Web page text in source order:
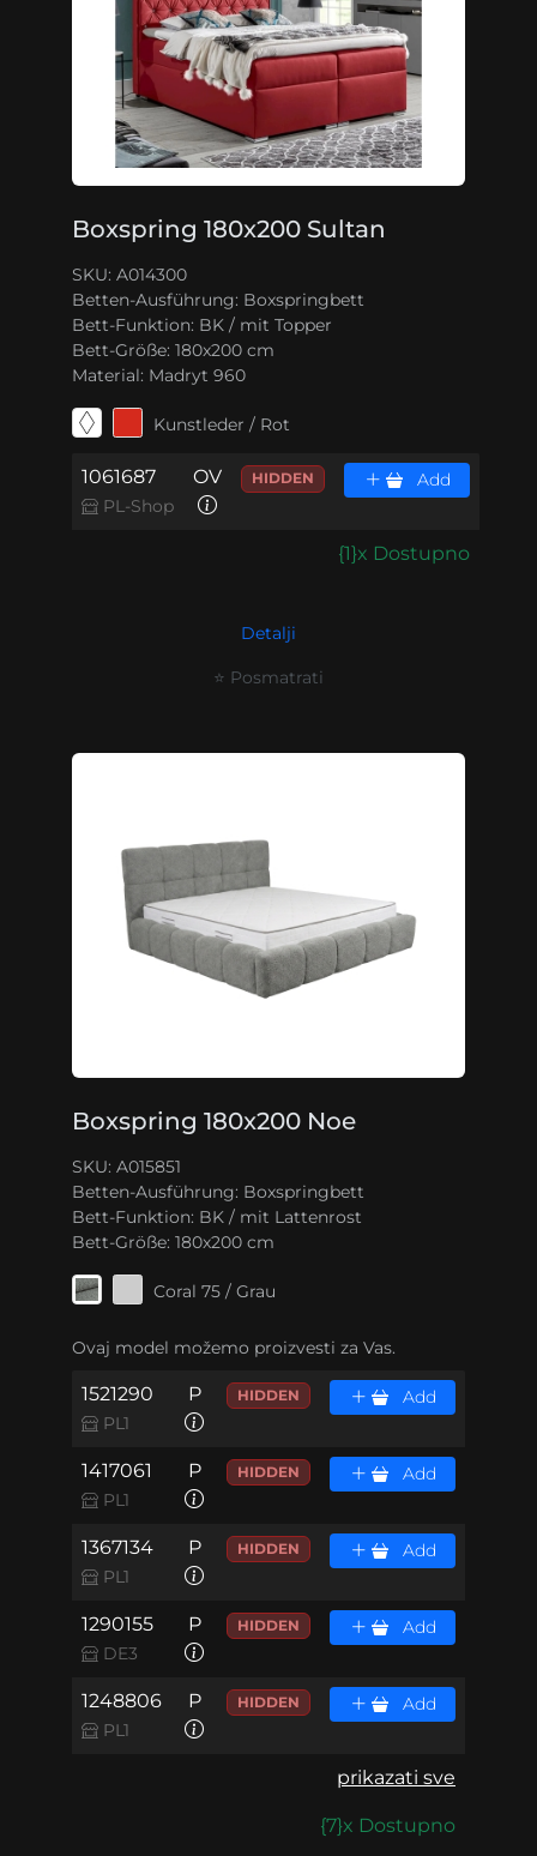
Boxspring 180x200 Sultan
SKU: A014300
Betten-Ausführung: Boxspringbett
Bett-Funktion: BK / mit Topper
Bett-Größe: 180x200 cm
Material: Madryt 960
Kunstleder / Rot
1061687
PL-Shop
OV HIDDEN Add
{1}x Dostupno
Detalji
⭐ Posmatrati
Boxspring 180x200 Noe
SKU: A015851
Betten-Ausführung: Boxspringbett
Bett-Funktion: BK / mit Lattenrost
Bett-Größe: 180x200 cm
Coral 75 / Grau
Ovaj model možemo proizvesti za Vas.
1521290
PL1
P HIDDEN Add
1417061
PL1
P HIDDEN Add
1367134
PL1
P HIDDEN Add
1290155
DE3
P HIDDEN Add
1248806
PL1
P HIDDEN Add
prikazati sve
{7}x Dostupno